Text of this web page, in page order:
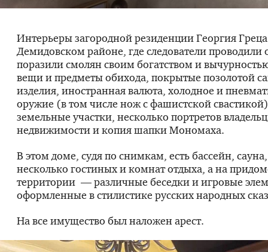
Интерьеры загородной резиденции Георгия
Демидовском районе, где следователи проводили
поразили смолян своим богатством и
вещи и предметы обихода, покрытые позолотой
изделия, иностранная валюта, холодное и
оружие (в том числе нож с фашистской
земельные участки, несколько портретов
недвижимости и копия шапки Мономаха.
В этом доме, судя по снимкам, есть бассейн,
несколько гостиных и комнат отдыха, а на
территории — различные беседки и игровые
оформленные в стилистике русских народных
На все имущество был наложен арест.